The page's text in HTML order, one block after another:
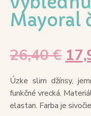
Mayoral
26,40€
Úzke slim džínsy,
funkčné vrecká.
elastan. Farba je